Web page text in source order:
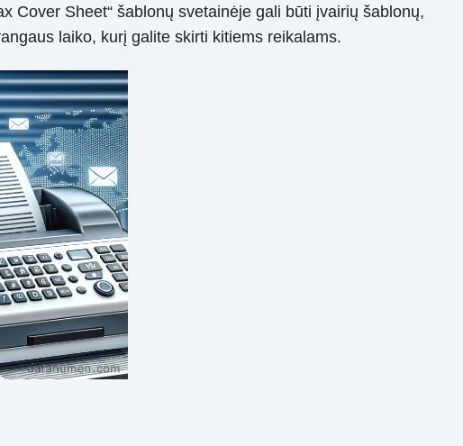
Cover Sheet“ šablonų svetainėje gali būti įvairių šablonų,
laiko, kurį galite skirti kitiems reikalams.